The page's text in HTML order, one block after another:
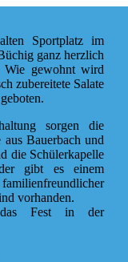
Sportplatz im
ganz herzlich
gewohnt wird
zubereitete Salate
sorgen die
Bauerbach und
die Schülerkapelle
gibt es einem
vorhanden.
das Fest in der